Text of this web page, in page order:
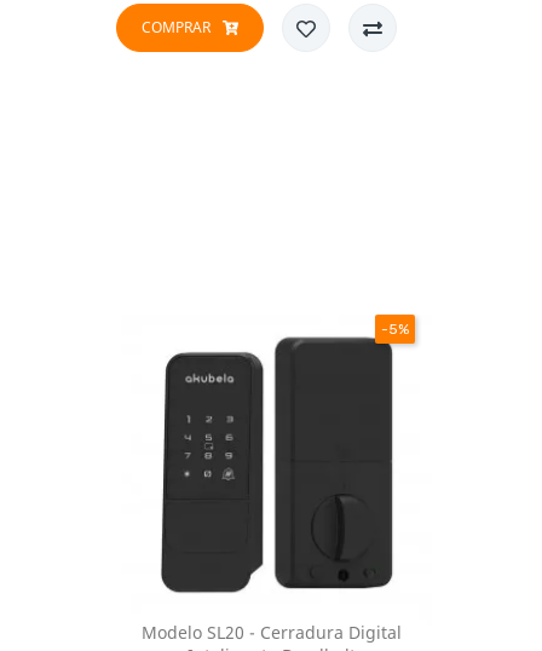
COMPRAR
Modelo SL20 - Cerradura Digital
-5%